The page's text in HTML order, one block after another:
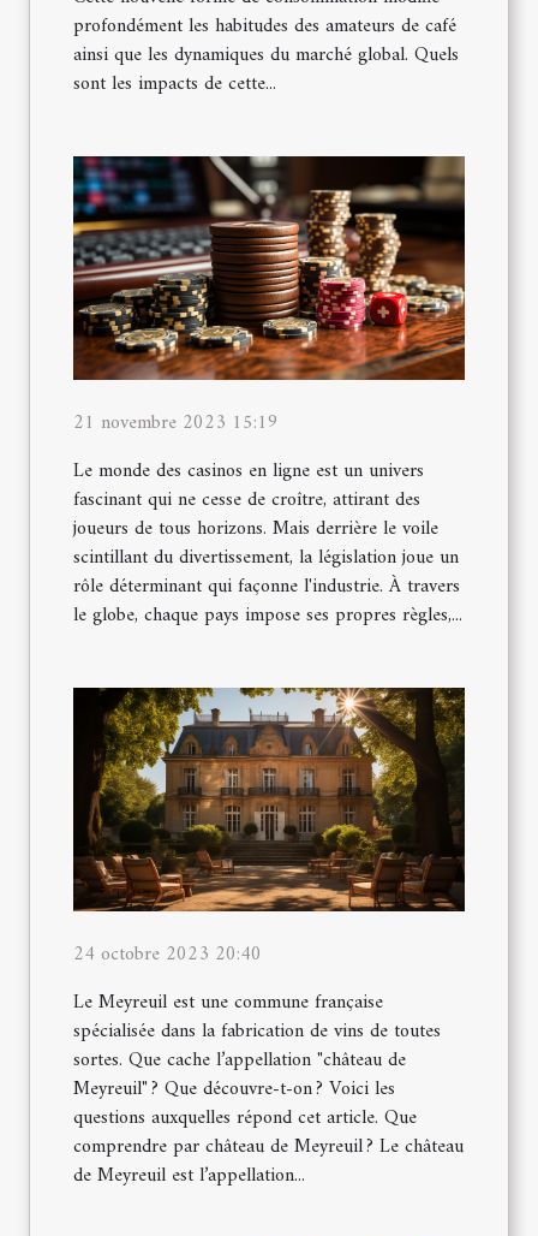
profondément les habitudes des amateurs de café
ainsi que les dynamiques du marché global. Quels
sont les impacts de cette...
21 novembre 2023 15:19
Le monde des casinos en ligne est un univers
fascinant qui ne cesse de croître, attirant des
joueurs de tous horizons. Mais derrière le voile
scintillant du divertissement, la législation joue un
rôle déterminant qui façonne l'industrie. À travers
le globe, chaque pays impose ses propres règles,...
24 octobre 2023 20:40
Le Meyreuil est une commune française
spécialisée dans la fabrication de vins de toutes
sortes. Que cache l’appellation "château de
Meyreuil" ? Que découvre-t-on ? Voici les
questions auxquelles répond cet article. Que
comprendre par château de Meyreuil ? Le château
de Meyreuil est l’appellation...